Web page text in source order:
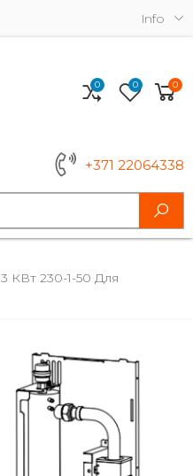
Info
+371 22064338
0 0 0
КВт 230-1-50 Для